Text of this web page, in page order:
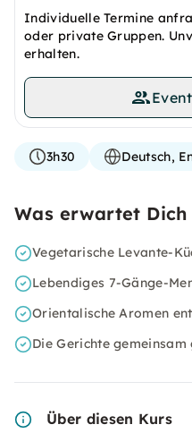
Individuelle Termine
oder private Gruppen.
erhalten.
3h30 Deutsch,
Was erwartet Dich
Vegetarische Levante-
Lebendiges 7-Gänge-
Orientalische Aromen
Die Gerichte gemeinsam
Über diesen Kurs